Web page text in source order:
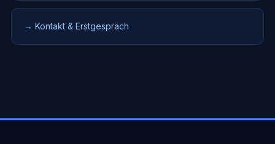
→ Kontakt & Erstgespräch